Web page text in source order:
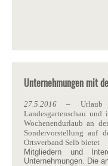
Unternehmungen mit
27.5.2016 – Urlaub
Landesgartenschau
Wochenendurlaub an
Sondervorstellung auf
Ortsverband Selb bietet
Mitgliedern und
Unternehmungen. Die